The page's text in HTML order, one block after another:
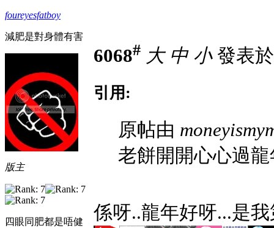
foureyesfatboy
減肥是對身體有害
版主
四眼同肥都是唔健
6068# 大 中 小發表
引用:
原帖由
老餅開開心心過
係呀..龍年好呀...是